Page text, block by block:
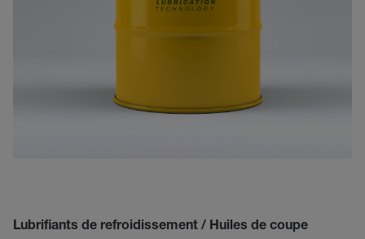
Lubrifiants de refroidissement / Huiles de coupe